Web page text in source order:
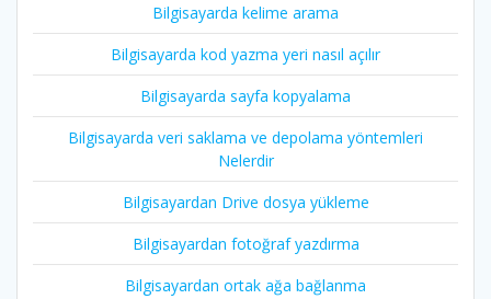
Bilgisayarda kelime arama
Bilgisayarda kod yazma yeri nasıl açılır
Bilgisayarda sayfa kopyalama
Bilgisayarda veri saklama ve depolama yöntemleri
Nelerdir
Bilgisayardan Drive dosya yükleme
Bilgisayardan fotoğraf yazdırma
Bilgisayardan ortak ağa bağlanma